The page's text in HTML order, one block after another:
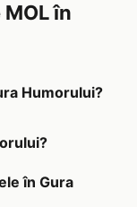
în
Humorului?
în Gura